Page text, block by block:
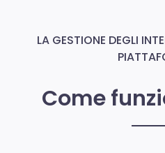
LA GESTIONE DEGLI
Come